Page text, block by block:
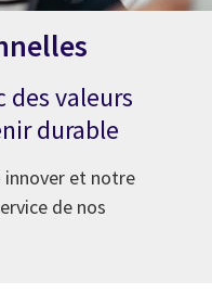
des valeurs
durable
et notre
de nos